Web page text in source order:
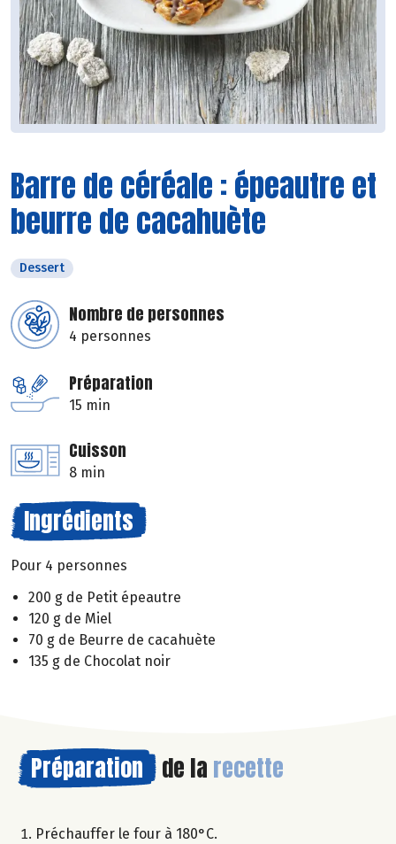
Barre de céréale : épeautre et
beurre de cacahuète
Dessert
Nombre de personnes
4 personnes
Préparation
15 min
Cuisson
8 min
Ingrédients
Pour 4 personnes
200 g de Petit épeautre
120 g de Miel
70 g de Beurre de cacahuète
135 g de Chocolat noir
Préparation de la recette
Préchauffer le four à 180°C.